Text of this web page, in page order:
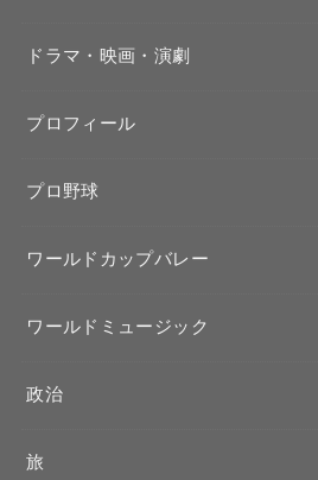
ドラマ・映画・演劇
プロフィール
プロ野球
ワールドカップバレー
ワールドミュージック
政治
旅